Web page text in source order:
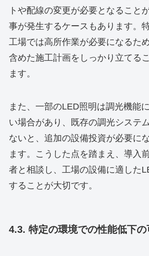
トや配線の変更が必要となること
事が発生するケースもあります。
工場では高所作業が必要になるた
含めた施工計画をしっかり立てる
ます。
また、一部のLED照明は調光機能
い場合があり、既存の調光システ
ないと、追加の設備投資が必要に
ます。こうした点を踏まえ、導入
者と相談し、工場の設備に適した
することが大切です。
4.3. 特定の環境での性能低下の